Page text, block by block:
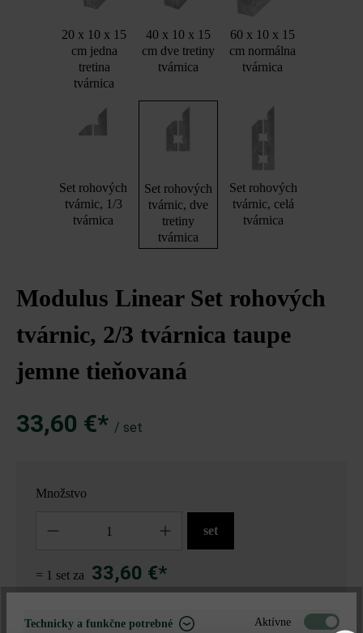
20 x 10 x 15
cm jedna
tretina
tvárnica
40 x 10 x 15
cm dve tretiny
tvárnica
60 x 10 x 15
cm normálna
tvárnica
Set rohových
tvárnic, 1/3
tvárnica
Set rohových
tvárnic, dve
tretiny
tvárnica
Set rohových
tvárnic, celá
tvárnica
Modulus Linear Set rohových
tvárnic, 2/3 tvárnica taupe
jemne tieňovaná
33,60 €* / set
Množstvo
set
= 1 set za 33,60 €*
Technicky a funkčne potrebné Aktívne